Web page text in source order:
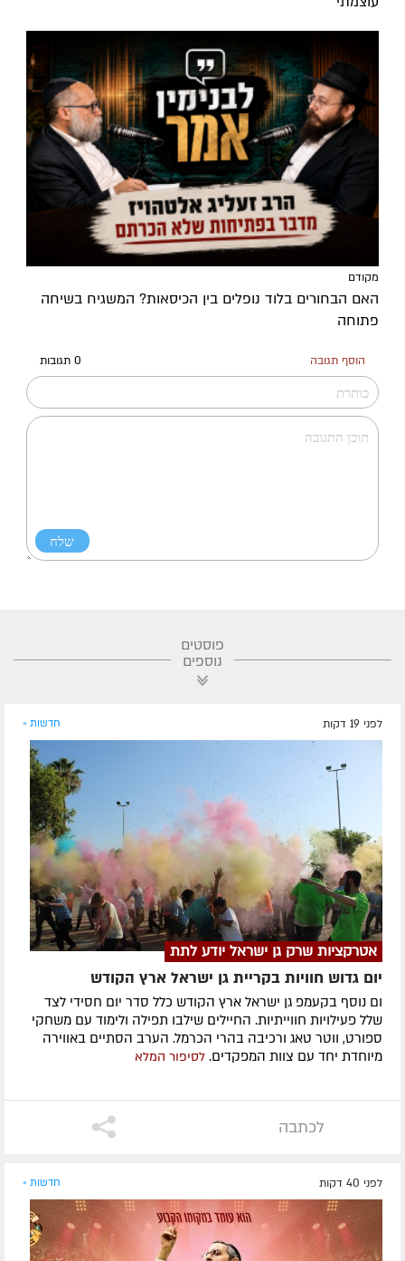
מקודם
האם הבחורים בלוד נופלים בין הכיסאות? המשגיח בשיחה
פתוחה
הוסף תגובה 0 תגובות
פוסטים
נוספים
לפני 19 דקות חדשות »
אטרקציות שרק גן ישראל יודע לתת
יום גדוש חוויות בקריית גן ישראל ארץ הקודש
ום נוסף בקעמפ גן ישראל ארץ הקודש כלל סדר יום חסידי לצד
שלל פעילויות חווייתיות. החיילים שילבו תפילה ולימוד עם משחקי
ספורט, ווטר טאג ורכיבה בהרי הכרמל. הערב הסתיים באווירה
מיוחדת יחד עם צוות המפקדים. לסיפור המלא
לכתבה
לפני 40 דקות חדשות »